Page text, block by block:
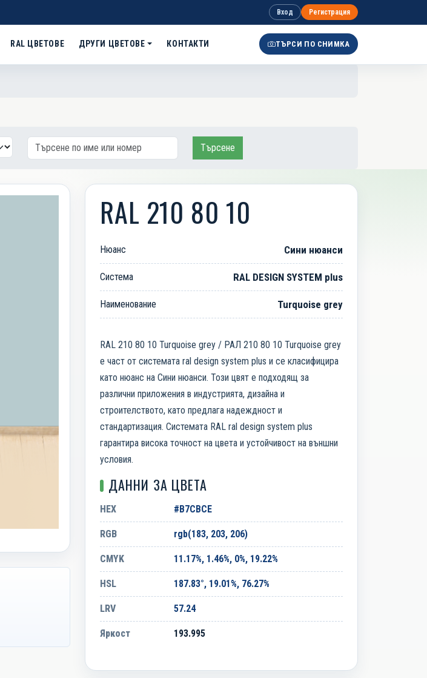
Вход Регистрация
RAL ЦВЕТОВЕ ДРУГИ ЦВЕТОВЕ КОНТАКТИ ТЪРСИ ПО СНИМКА
Търсене
RAL 210 80 10
Нюанс Сини нюанси
Система RAL DESIGN SYSTEM plus
Наименование Turquoise grey
RAL 210 80 10 Turquoise grey / РАЛ 210 80 10 Turquoise grey
е част от системата ral design system plus и се класифицира
като нюанс на Сини нюанси. Този цвят е подходящ за
различни приложения в индустрията, дизайна и
строителството, като предлага надеждност и
стандартизация. Системата RAL ral design system plus
гарантира висока точност на цвета и устойчивост на външни
условия.
ДАННИ ЗА ЦВЕТА
HEX #B7CBCE
RGB rgb(183, 203, 206)
CMYK 11.17%, 1.46%, 0%, 19.22%
HSL 187.83°, 19.01%, 76.27%
LRV 57.24
Яркост 193.995